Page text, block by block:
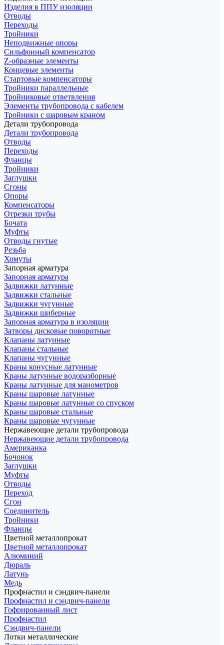
Изделия в ППУ изоляции
Отводы
Переходы
Тройники
Неподвижные опоры
Cильфонный компенсатор
Z-образные элементы
Концевые элементы
Стартовые компенсаторы
Тройники параллельные
Тройниковые ответвления
Элементы трубопровода с кабелем
Тройники с шаровым краном
Детали трубопровода
Детали трубопровода
Отводы
Переходы
Фланцы
Тройники
Заглушки
Сгоны
Опоры
Компенсаторы
Отрезки трубы
Бочата
Муфты
Отводы гнутые
Резьба
Хомуты
Запорная арматура
Запорная арматура
Задвижки латунные
Задвижки стальные
Задвижки чугунные
Задвижки шиберные
Запорная арматура в изоляции
Затворы дисковые поворотные
Клапаны латунные
Клапаны стальные
Клапаны чугунные
Краны конусные латунные
Краны латунные водоразборные
Краны латунные для манометров
Краны шаровые латунные
Краны шаровые латунные со спуском
Краны шаровые стальные
Краны шаровые чугунные
Нержавеющие детали трубопровода
Нержавеющие детали трубопровода
Американка
Бочонок
Заглушки
Муфты
Отводы
Переход
Сгон
Соединитель
Тройники
Фланцы
Цветной металлопрокат
Цветной металлопрокат
Алюминий
Дюраль
Латунь
Медь
Профнастил и сэндвич-панели
Профнастил и сэндвич-панели
Гофрированный лист
Профнастил
Сэндвич-панели
Лотки металлические